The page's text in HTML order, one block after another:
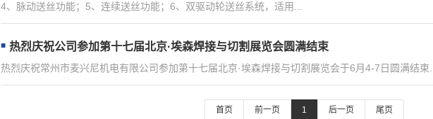
4、脉动送丝功能；5、连续送丝功能；6、双驱动轮送丝系统，适用...
热烈庆祝公司参加第十七届北京·埃森焊接与切割展览会圆满结束
热烈庆祝常州市麦兴尼机电有限公司参加第十七届北京·埃森焊接与切割展览会于6月4-7日圆满结束...
首页 前一页 1 后一页 尾页